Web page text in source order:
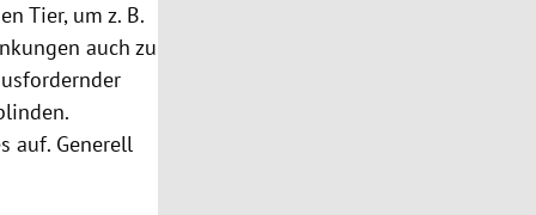
Tier, um z. B.
auch zu
auf. Generell